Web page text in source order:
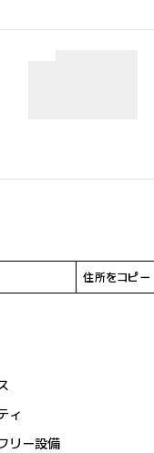
住所をコピー
ィ
リー設備